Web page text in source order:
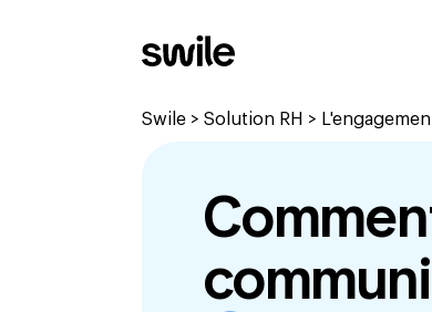
Swile > Solution RH >